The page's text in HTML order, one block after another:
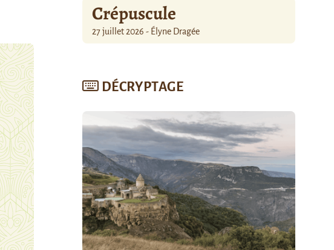
Crépuscule
27 juillet 2026 - Élyne Dragée
DÉCRYPTAGE